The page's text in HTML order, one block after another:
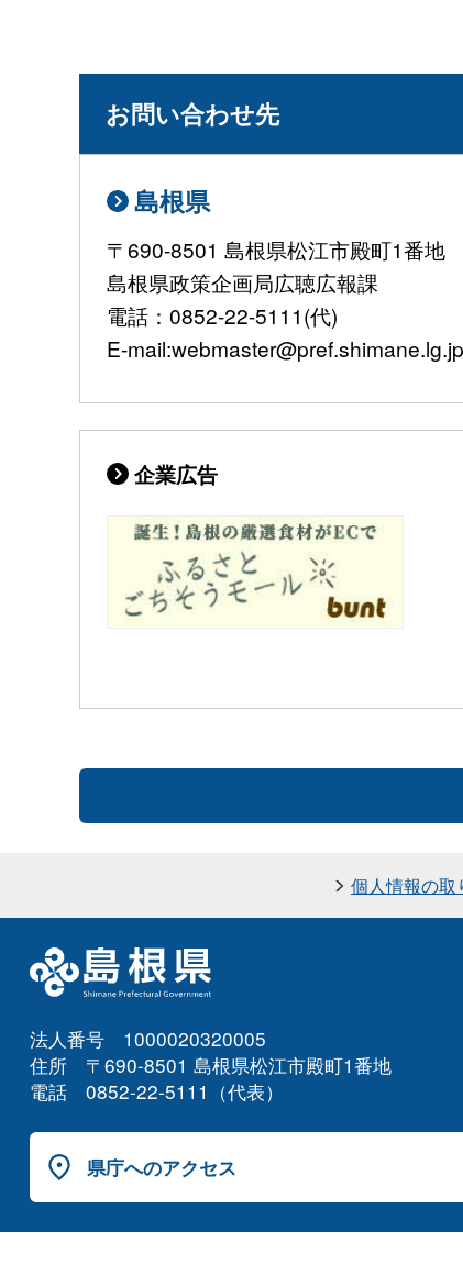
お問い合わせ先
島根県
〒690-8501 島根県松江市殿町1番地
島根県政策企画局広聴広報課
電話：0852-22-5111(代)
E-mail:webmaster@pref.shimane.lg.jp
企業広告
個人情報の取
法人番号 1000020320005
住所 〒690-8501 島根県松江市殿町1番地
電話 0852-22-5111（代表）
県庁へのアクセス